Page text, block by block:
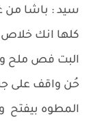
سيد : باشا من
كلها انك
البت فص ملح
حُن واقف على
المطوه بيفتح